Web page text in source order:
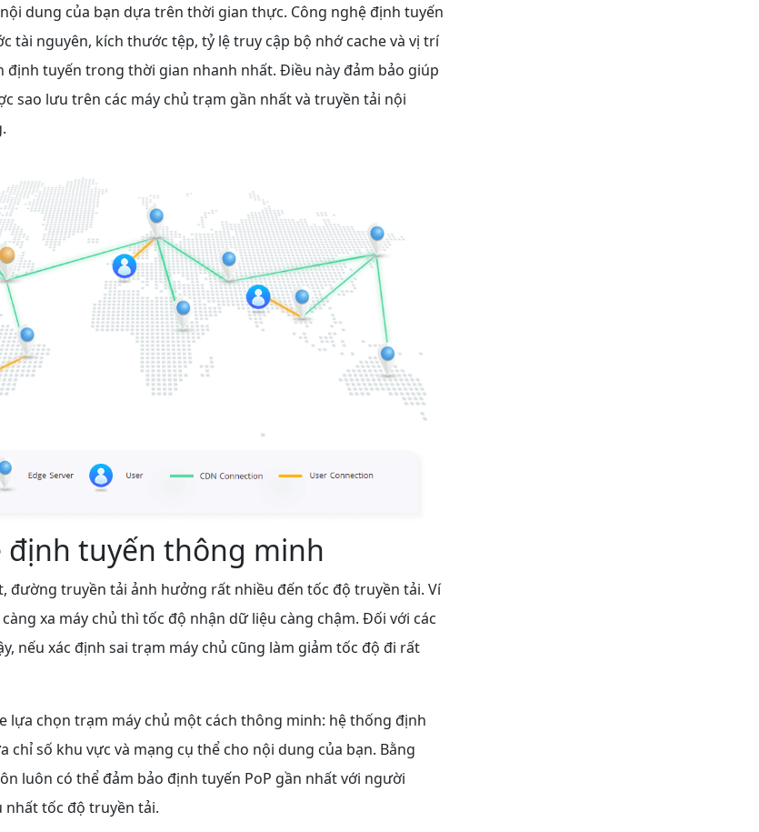
dung của bạn dựa trên thời gian thực. Công nghệ định tuyến
tài nguyên, kích thước tệp, tỷ lệ truy cập bộ nhớ cache và vị trí
định tuyến trong thời gian nhanh nhất. Điều này đảm bảo giúp
sao lưu trên các máy chủ trạm gần nhất và truyền tải nội
định tuyến thông minh
đường truyền tải ảnh hưởng rất nhiều đến tốc độ truyền tải. Ví
xa máy chủ thì tốc độ nhận dữ liệu càng chậm. Đối với các
nếu xác định sai trạm máy chủ cũng làm giảm tốc độ đi rất
lựa chọn trạm máy chủ một cách thông minh: hệ thống định
chỉ số khu vực và mạng cụ thể cho nội dung của bạn. Bằng
luôn có thể đảm bảo định tuyến PoP gần nhất với người
tốc độ truyền tải.